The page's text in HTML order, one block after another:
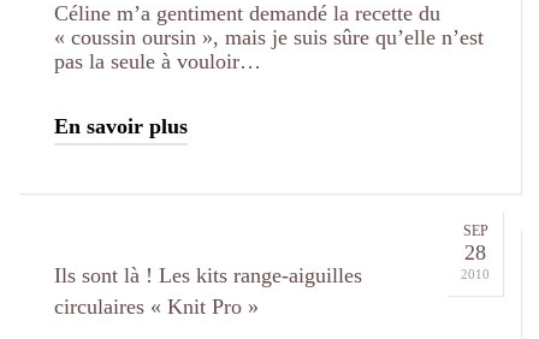
Céline m’a gentiment demandé la recette du
« coussin oursin », mais je suis sûre qu’elle n’est
pas la seule à vouloir…
En savoir plus
SEP
28
2010
Ils sont là ! Les kits range-aiguilles
circulaires « Knit Pro »